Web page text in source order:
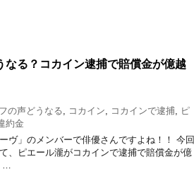
なる？コカイン逮捕で賠償金が億越
の声どうなる コカイン コカインで逮捕
ピ
約金
ヴ」のメンバーで俳優さんですよね！！ 今回
、ピエール瀧がコカインで逮捕で賠償金が億